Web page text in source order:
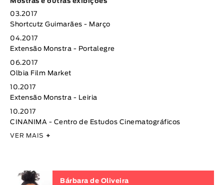
03.2017
Shortcutz Guimarães - Março
04.2017
Extensão Monstra - Portalegre
06.2017
Olbia Film Market
10.2017
Extensão Monstra - Leiria
10.2017
CINANIMA - Centro de Estudos Cinematográficos
VER MAIS +
Bárbara de Oliveira